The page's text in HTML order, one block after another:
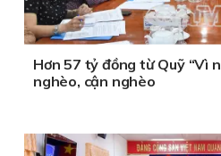
Hơn 57 tỷ đồng từ Quỹ “Vì
nghèo, cận nghèo